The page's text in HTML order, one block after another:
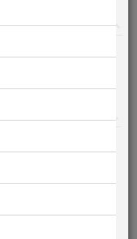
o
o